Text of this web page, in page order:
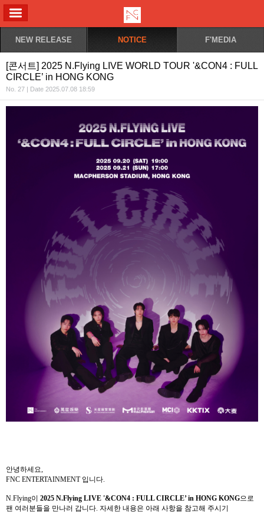
NEW RELEASE NOTICE F'MEDIA
[콘서트] 2025 N.Flying LIVE WORLD TOUR '&CON4 : FULL
CIRCLE’ in HONG KONG
No. 27 | Date 2025.07.08 18:59
안녕하세요,
FNC ENTERTAINMENT 입니다.
N.Flying이 2025 N.Flying LIVE '&CON4 : FULL CIRCLE’ in HONG KONG으로
팬 여러분들을 만나러 갑니다. 자세한 내용은 아래 사항을 참고해 주시기